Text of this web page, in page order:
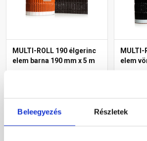
Beleegyezés Részletek
MULTI-ROLL 190 élgerinc
elem barna 190 mm x 5 m
5 530 Ft/ tekercs
1 106 Ft / m
MULTI-
elem
6 805 Ft